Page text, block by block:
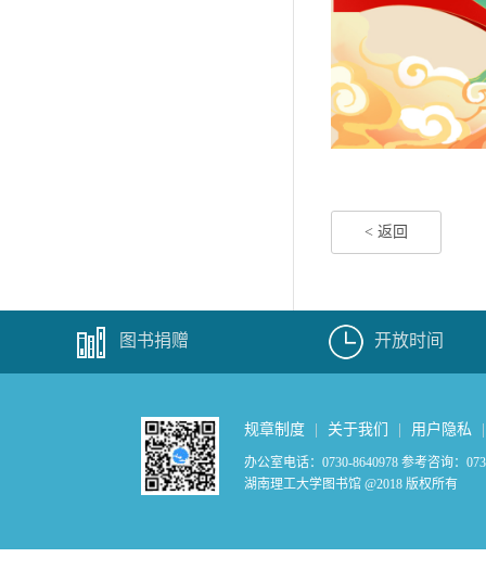
< 返回
图书捐赠 开放时间
规章制度 关于我们 用户隐私
办公室电话：0730-8640978 参考咨询：
湖南理工大学图书馆 @2018 版权所有